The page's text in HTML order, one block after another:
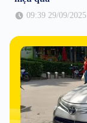
09:39 29/09/2025